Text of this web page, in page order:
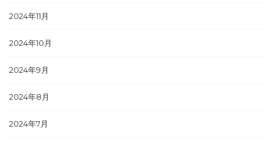
2024年11月
2024年10月
2024年9月
2024年8月
2024年7月